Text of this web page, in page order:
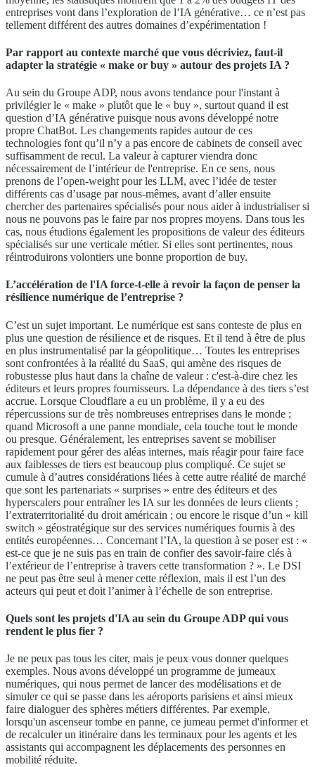
entreprises vont dans l’exploration de l’IA générative… ce n’est pas
tellement différent des autres domaines d’expérimentation !
Par rapport au contexte marché que vous décriviez, faut-il
adapter la stratégie « make or buy » autour des projets IA ?
Au sein du Groupe ADP, nous avons tendance pour l'instant à
privilégier le « make » plutôt que le « buy », surtout quand il est
question d’IA générative puisque nous avons développé notre
propre ChatBot. Les changements rapides autour de ces
technologies font qu’il n’y a pas encore de cabinets de conseil avec
suffisamment de recul. La valeur à capturer viendra donc
nécessairement de l’intérieur de l'entreprise. En ce sens, nous
prenons de l’open-weight pour les LLM, avec l’idée de tester
différents cas d’usage par nous-mêmes, avant d’aller ensuite
chercher des partenaires spécialisés pour nous aider à industrialiser si
nous ne pouvons pas le faire par nos propres moyens. Dans tous les
cas, nous étudions également les propositions de valeur des éditeurs
spécialisés sur une verticale métier. Si elles sont pertinentes, nous
réintroduirons volontiers une bonne proportion de buy.
L’accélération de l'IA force-t-elle à revoir la façon de penser la
résilience numérique de l’entreprise ?
C’est un sujet important. Le numérique est sans conteste de plus en
plus une question de résilience et de risques. Et il tend à être de plus
en plus instrumentalisé par la géopolitique… Toutes les entreprises
sont confrontées à la réalité du SaaS, qui amène des risques de
robustesse plus haut dans la chaîne de valeur : c'est-à-dire chez les
éditeurs et leurs propres fournisseurs. La dépendance à des tiers s’est
accrue. Lorsque Cloudflare a eu un problème, il y a eu des
répercussions sur de très nombreuses entreprises dans le monde ;
quand Microsoft a une panne mondiale, cela touche tout le monde
ou presque. Généralement, les entreprises savent se mobiliser
rapidement pour gérer des aléas internes, mais réagir pour faire face
aux faiblesses de tiers est beaucoup plus compliqué. Ce sujet se
cumule à d’autres considérations liées à cette autre réalité de marché
que sont les partenariats « surprises » entre des éditeurs et des
hyperscalers pour entraîner les IA sur les données de leurs clients ;
l’extraterritorialité du droit américain ; ou encore le risque d’un « kill
switch » géostratégique sur des services numériques fournis à des
entités européennes… Concernant l’IA, la question à se poser est : «
est-ce que je ne suis pas en train de confier des savoir-faire clés à
l’extérieur de l’entreprise à travers cette transformation ? ». Le DSI
ne peut pas être seul à mener cette réflexion, mais il est l’un des
acteurs qui peut et doit l’animer à l’échelle de son entreprise.
Quels sont les projets d'IA au sein du Groupe ADP qui vous
rendent le plus fier ?
Je ne peux pas tous les citer, mais je peux vous donner quelques
exemples. Nous avons développé un programme de jumeaux
numériques, qui nous permet de lancer des modélisations et de
simuler ce qui se passe dans les aéroports parisiens et ainsi mieux
faire dialoguer des sphères métiers différentes. Par exemple,
lorsqu'un ascenseur tombe en panne, ce jumeau permet d'informer et
de recalculer un itinéraire dans les terminaux pour les agents et les
assistants qui accompagnent les déplacements des personnes en
mobilité réduite.